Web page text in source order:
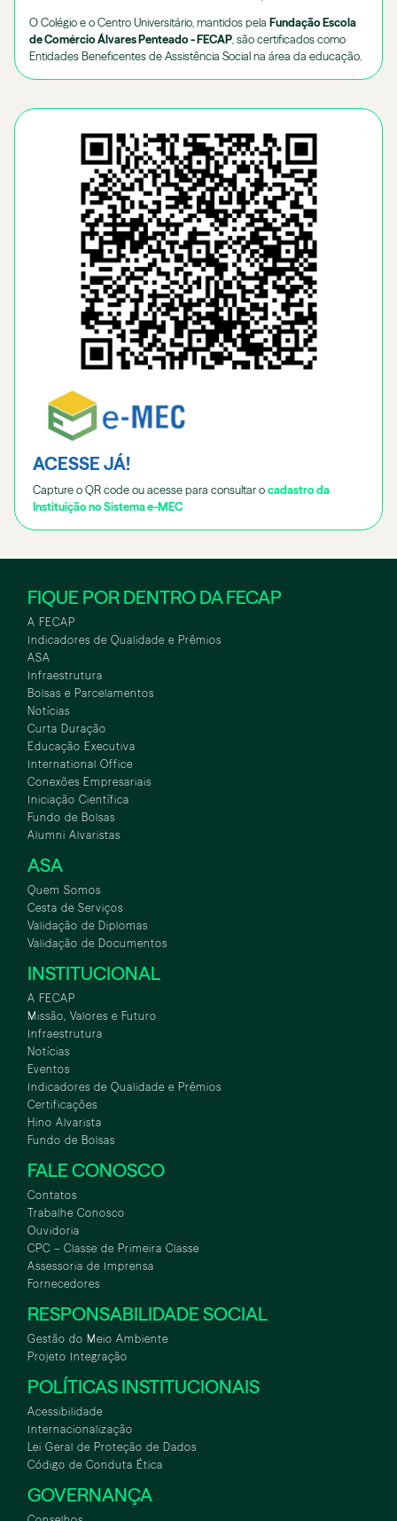
O Colégio e o Centro Universitário, mantidos pela Fundação Escola
de Comércio Álvares Penteado - FECAP , são certificados como
Entidades Beneficentes de Assistência Social na área da educação.
ACESSE JÁ!
Capture o QR code ou acesse para consultar o cadastro da
Instituição no Sistema e-MEC
FIQUE POR DENTRO DA FECAP
A FECAP
Indicadores de Qualidade e Prêmios
ASA
Infraestrutura
Bolsas e Parcelamentos
Notícias
Curta Duração
Educação Executiva
International Office
Conexões Empresariais
Iniciação Científica
Fundo de Bolsas
Alumni Alvaristas
ASA
Quem Somos
Cesta de Serviços
Validação de Diplomas
Validação de Documentos
INSTITUCIONAL
A FECAP
Missão, Valores e Futuro
Infraestrutura
Notícias
Eventos
Indicadores de Qualidade e Prêmios
Certificações
Hino Alvarista
Fundo de Bolsas
FALE CONOSCO
Contatos
Trabalhe Conosco
Ouvidoria
CPC – Classe de Primeira Classe
Assessoria de Imprensa
Fornecedores
RESPONSABILIDADE SOCIAL
Gestão do Meio Ambiente
Projeto Integração
POLÍTICAS INSTITUCIONAIS
Acessibilidade
Internacionalização
Lei Geral de Proteção de Dados
Código de Conduta Ética
GOVERNANÇA